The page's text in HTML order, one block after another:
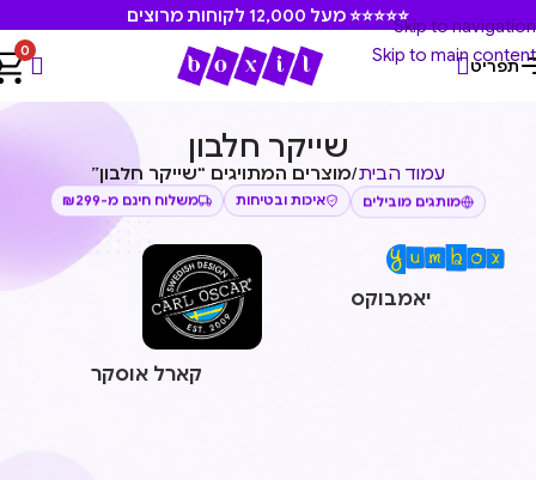
Skip to navigation
Skip to main content
⭐⭐⭐⭐⭐ מעל 12,000 לקוחות מרוצים
תפריט
0
שייקר חלבון
עמוד הבית/מוצרים המתויגים “שייקר חלבון”
מותגים מובילים איכות ובטיחות משלוח חינם מ-₪299
יאמבוקס
קארל אוסקר